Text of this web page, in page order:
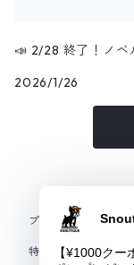
📣 2/28 終了！ノベ
2026/1/26
プライバシーポリシ
特定商取引法に基づ